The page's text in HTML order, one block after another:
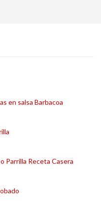
en salsa Barbacoa
Parrilla Receta Casera